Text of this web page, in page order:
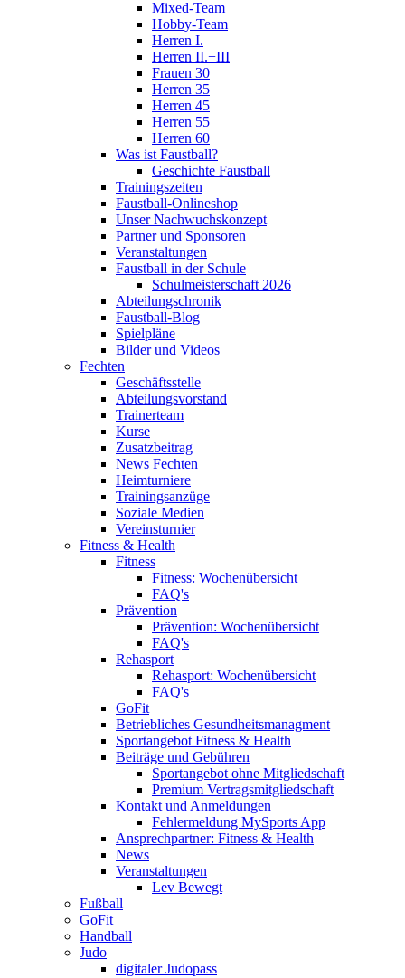
Mixed-Team
Hobby-Team
Herren I.
Herren II.+III
Frauen 30
Herren 35
Herren 45
Herren 55
Herren 60
Was ist Faustball?
Geschichte Faustball
Trainingszeiten
Faustball-Onlineshop
Unser Nachwuchskonzept
Partner und Sponsoren
Veranstaltungen
Faustball in der Schule
Schulmeisterschaft 2026
Abteilungschronik
Faustball-Blog
Spielpläne
Bilder und Videos
Fechten
Geschäftsstelle
Abteilungsvorstand
Trainerteam
Kurse
Zusatzbeitrag
News Fechten
Heimturniere
Trainingsanzüge
Soziale Medien
Vereinsturnier
Fitness & Health
Fitness
Fitness: Wochenübersicht
FAQ's
Prävention
Prävention: Wochenübersicht
FAQ's
Rehasport
Rehasport: Wochenübersicht
FAQ's
GoFit
Betriebliches Gesundheitsmanagment
Sportangebot Fitness & Health
Beiträge und Gebühren
Sportangebot ohne Mitgliedschaft
Premium Vertragsmitgliedschaft
Kontakt und Anmeldungen
Fehlermeldung MySports App
Ansprechpartner: Fitness & Health
News
Veranstaltungen
Lev Bewegt
Fußball
GoFit
Handball
Judo
digitaler Judopass